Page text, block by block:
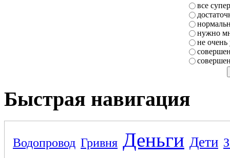
все супер
нужно
не очень
Быстрая навигация
Водопровод Гривня Деньги Дети